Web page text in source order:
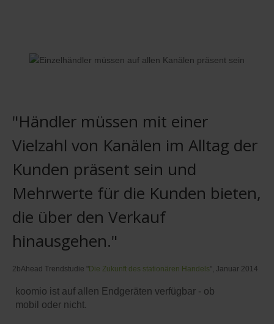
"Händler müssen mit einer
Vielzahl von Kanälen im Alltag der
Kunden präsent sein und
Mehrwerte für die Kunden bieten,
die über den Verkauf
hinausgehen."
2bAhead Trendstudie "Die Zukunft des stationären Handels ", Januar 2014
koomio ist auf allen Endgeräten verfügbar - ob
mobil oder nicht.